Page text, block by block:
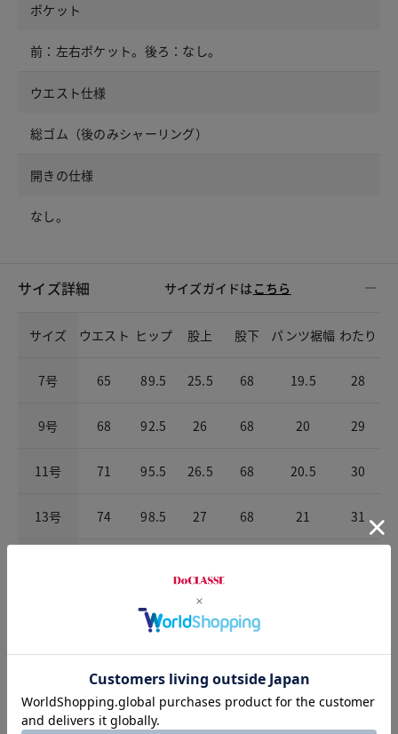
ポケット
前：左右ポケット。後ろ：なし。
ウエスト仕様
総ゴム（後のみシャーリング）
開きの仕様
なし。
サイズ詳細 サイズガイドは こちら
サイズ ウエスト ヒップ 股上 股下 パンツ裾幅 わたり
7号 65 89.5 25.5 68 19.5 28
9号 68 92.5 26 68 20 29
11号 71 95.5 26.5 68 20.5 30
13号 74 98.5 27 68 21 31
107.5 29.5
お店で試着する
チャット相談をする